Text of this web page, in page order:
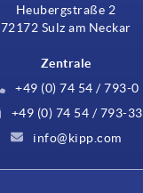
Heubergstraße 2
72172 Sulz am Neckar
Zentrale
+49 (0) 74 54 / 793-0
+49 (0) 74 54 / 793-33
info@kipp.com